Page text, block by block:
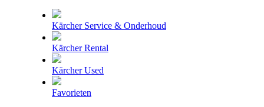
Kärcher Service & Onderhoud
Kärcher Rental
Kärcher Used
Favorieten